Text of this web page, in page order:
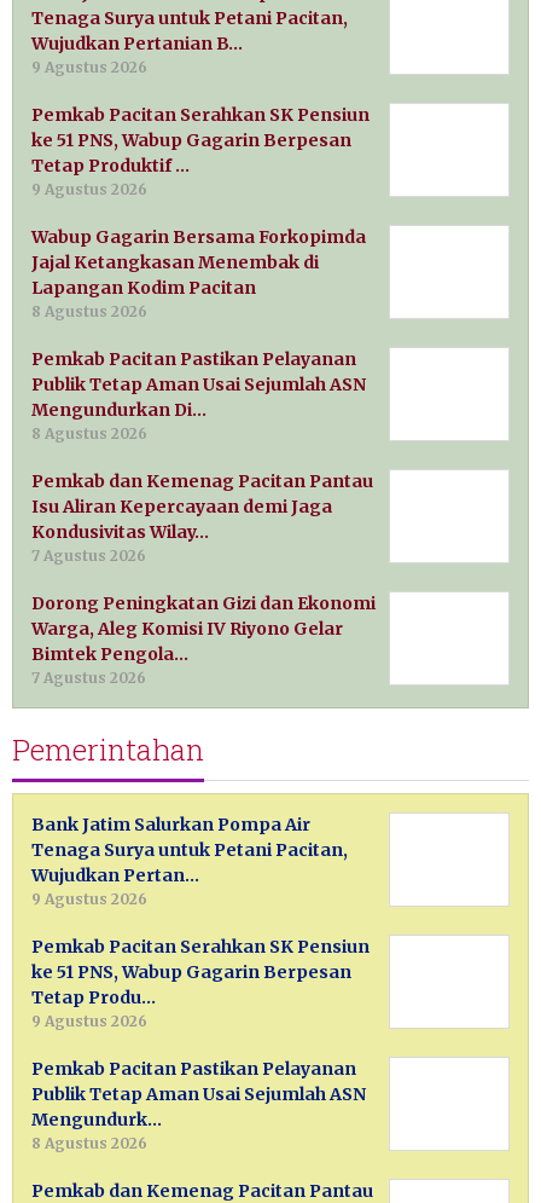
Tenaga Surya untuk Petani Pacitan,
Wujudkan Pertanian B…
9 Agustus 2026
Pemkab Pacitan Serahkan SK Pensiun
ke 51 PNS, Wabup Gagarin Berpesan
Tetap Produktif …
9 Agustus 2026
Wabup Gagarin Bersama Forkopimda
Jajal Ketangkasan Menembak di
Lapangan Kodim Pacitan
8 Agustus 2026
Pemkab Pacitan Pastikan Pelayanan
Publik Tetap Aman Usai Sejumlah ASN
Mengundurkan Di…
8 Agustus 2026
Pemkab dan Kemenag Pacitan Pantau
Isu Aliran Kepercayaan demi Jaga
Kondusivitas Wilay…
7 Agustus 2026
Dorong Peningkatan Gizi dan Ekonomi
Warga, Aleg Komisi IV Riyono Gelar
Bimtek Pengola…
7 Agustus 2026
Pemerintahan
Bank Jatim Salurkan Pompa Air
Tenaga Surya untuk Petani Pacitan,
Wujudkan Pertan…
9 Agustus 2026
Pemkab Pacitan Serahkan SK Pensiun
ke 51 PNS, Wabup Gagarin Berpesan
Tetap Produ…
9 Agustus 2026
Pemkab Pacitan Pastikan Pelayanan
Publik Tetap Aman Usai Sejumlah ASN
Mengundurk…
8 Agustus 2026
Pemkab dan Kemenag Pacitan Pantau